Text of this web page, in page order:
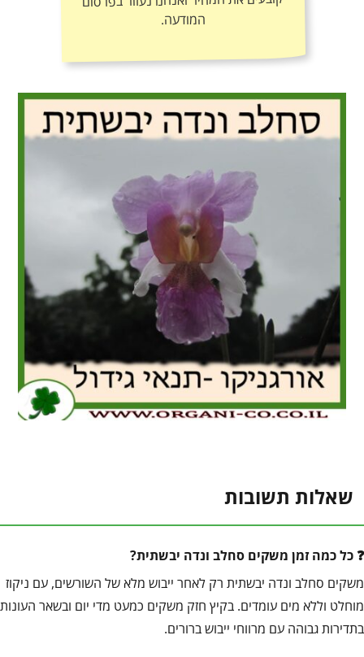
המודעה.
שאלות תשובות
כל כמה זמן משקים סחלב ונדה יבשתית?
משקים סחלב ונדה יבשתית רק לאחר ייבוש מלא של השורשים, עם ניקוז
מוחלט וללא מים עומדים. בקיץ חזק משקים כמעט מדי יום ובשאר העונות
בתדירות גבוהה עם מרווחי ייבוש ברורים.